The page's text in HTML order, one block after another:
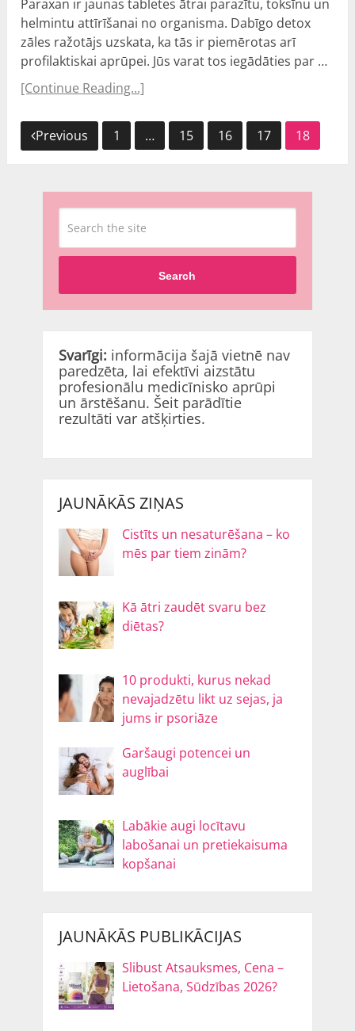
Paraxan ir jaunas tabletes ātrai parazītu, toksīnu un
helmintu attīrīšanai no organisma. Dabīgo detox
zāles ražotājs uzskata, ka tās ir piemērotas arī
profilaktiskai aprūpei. Jūs varat tos iegādāties par …
[Continue Reading...]
Ziņu
Previous 1 … 15 16 17 18
Search
Svarīgi: informācija šajā vietnē nav
paredzēta, lai efektīvi aizstātu
profesionālu medicīnisko aprūpi
un ārstēšanu. Šeit parādītie
rezultāti var atšķirties.
JAUNĀKĀS ZIŅAS
Cistīts un nesaturēšana – ko
mēs par tiem zinām?
Kā ātri zaudēt svaru bez
diētas?
10 produkti, kurus nekad
nevajadzētu likt uz sejas, ja
jums ir psoriāze
Garšaugi potencei un
auglībai
Labākie augi locītavu
labošanai un pretiekaisuma
kopšanai
JAUNĀKĀS PUBLIKĀCIJAS
Slibust Atsauksmes, Cena –
Lietošana, Sūdzības 2026?